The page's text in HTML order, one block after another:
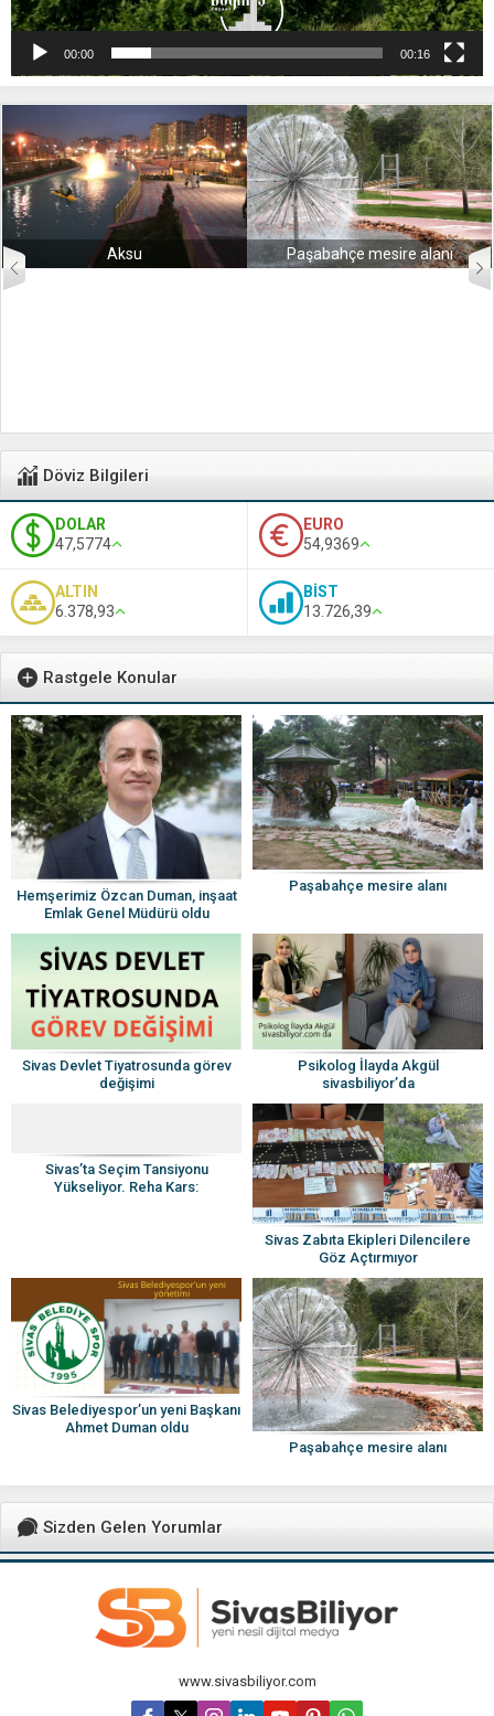
00:00 00:16
Aksu Paşabahçe mesire alanı
Döviz Bilgileri
DOLAR
47,5774
EURO
54,9369
ALTIN
6.378,93
BİST
13.726,39
Rastgele Konular
Hemşerimiz Özcan Duman, inşaat
Emlak Genel Müdürü oldu
Paşabahçe mesire alanı
Sivas Devlet Tiyatrosunda görev
değişimi
Psikolog İlayda Akgül
sivasbiliyor’da
Sivas’ta Seçim Tansiyonu
Yükseliyor. Reha Kars:
Sivas Zabıta Ekipleri Dilencilere
Göz Açtırmıyor
Sivas Belediyespor’un yeni Başkanı
Ahmet Duman oldu
Paşabahçe mesire alanı
Sizden Gelen Yorumlar
www.sivasbiliyor.com